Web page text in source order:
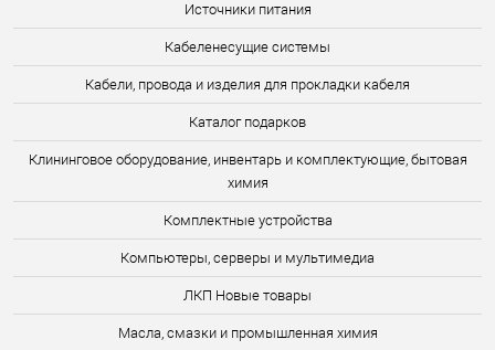
Источники питания
Кабеленесущие системы
Кабели, провода и изделия для прокладки кабеля
Каталог подарков
Клининговое оборудование, инвентарь и комплектующие, бытовая
химия
Комплектные устройства
Компьютеры, серверы и мультимедиа
ЛКП Новые товары
Масла, смазки и промышленная химия